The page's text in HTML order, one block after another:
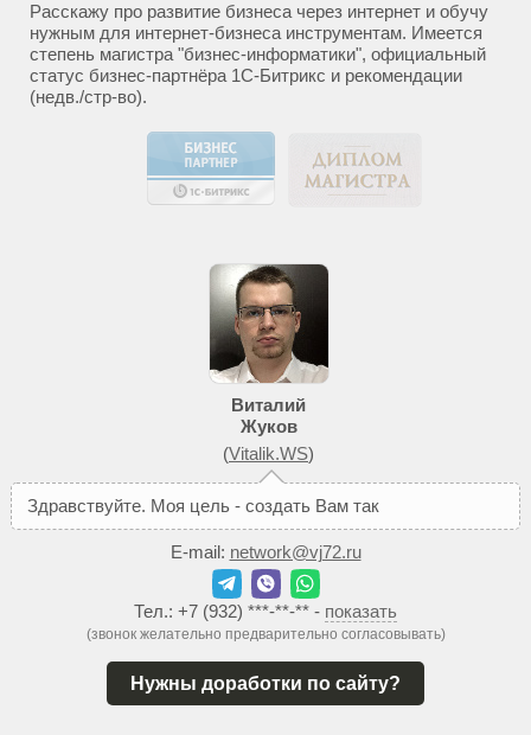
Расскажу про развитие бизнеса через интернет и обучу
нужным для интернет-бизнеса инструментам. Имеется
степень магистра "бизнес-информатики", официальный
статус бизнес-партнёра 1С-Битрикс и рекомендации
(недв./стр-во).
Виталий
Жуков
(Vitalik.WS)
Здравствуйте. Моя цель - создать Вам тако
E-mail: network@vj72.ru
Тел.: +7 (932) ***-**-** - показать
(звонок желательно предварительно согласовывать)
Нужны доработки по сайту?